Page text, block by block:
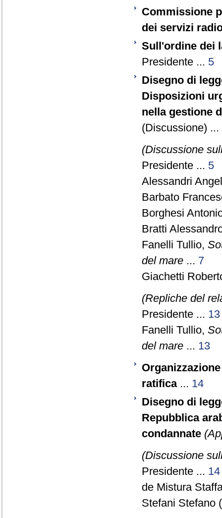
Commissione
dei servizi
Sull'ordine dei
Presidente ... 5
Disegno di
Disposizioni
nella gestione
(Discussione) ...
(Discussione
Presidente ... 5
Alessandri
Barbato
Borghesi
Bratti
Fanelli Tullio,
del mare ... 7
Giachetti
(Repliche del
Presidente ... 13
Fanelli Tullio,
del mare ... 13
ratifica... 14
Disegno di
Repubblica
condannate
(Discussione
Presidente ... 14
de Mistura
Stefani Stefano